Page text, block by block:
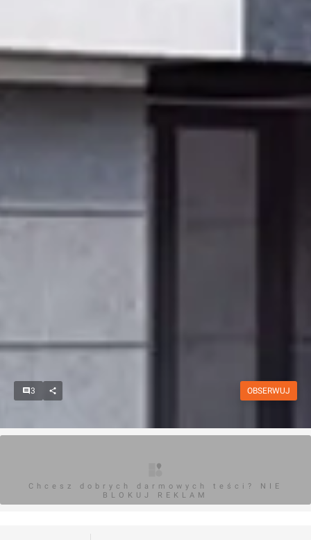
3 OBSERWUJ
Chcesz dobrych darmowych teści? NIE
BLOKUJ REKLAM